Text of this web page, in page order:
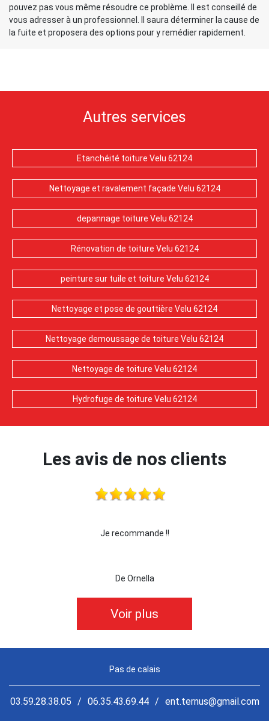
pouvez pas vous même résoudre ce problème. Il est conseillé de
vous adresser à un professionnel. Il saura déterminer la cause de
la fuite et proposera des options pour y remédier rapidement.
Autres services
Etanchéité toiture Velu 62124
Nettoyage et ravalement façade Velu 62124
depannage toiture Velu 62124
Rénovation de toiture Velu 62124
peinture sur tuile et toiture Velu 62124
Nettoyage et pose de gouttière Velu 62124
Nettoyage demoussage de toiture Velu 62124
Nettoyage de toiture Velu 62124
Hydrofuge de toiture Velu 62124
Les avis de nos clients
Je recommande !!
De Ornella
Voir plus
Pas de calais
03.59.28.38.05 / 06.35.43.69.44 / ent.ternus@gmail.com